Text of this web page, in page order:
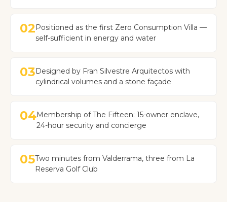
02Positioned as the first Zero Consumption Villa —
self-sufficient in energy and water
03Designed by Fran Silvestre Arquitectos with
cylindrical volumes and a stone façade
04Membership of The Fifteen: 15-owner enclave,
24-hour security and concierge
05Two minutes from Valderrama, three from La
Reserva Golf Club